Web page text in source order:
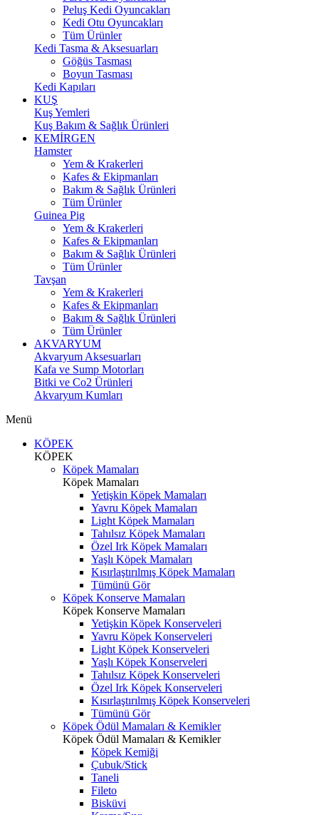
Peluş Kedi Oyuncakları
Kedi Otu Oyuncakları
Tüm Ürünler
Kedi Tasma & Aksesuarları
Göğüs Tasması
Boyun Tasması
Kedi Kapıları
KUŞ
Kuş Yemleri
Kuş Bakım & Sağlık Ürünleri
KEMİRGEN
Hamster
Yem & Krakerleri
Kafes & Ekipmanları
Bakım & Sağlık Ürünleri
Tüm Ürünler
Guinea Pig
Yem & Krakerleri
Kafes & Ekipmanları
Bakım & Sağlık Ürünleri
Tüm Ürünler
Tavşan
Yem & Krakerleri
Kafes & Ekipmanları
Bakım & Sağlık Ürünleri
Tüm Ürünler
AKVARYUM
Akvaryum Aksesuarları
Kafa ve Sump Motorları
Bitki ve Co2 Ürünleri
Akvaryum Kumları
Menü
KÖPEK
KÖPEK
Köpek Mamaları
Köpek Mamaları
Yetişkin Köpek Mamaları
Yavru Köpek Mamaları
Light Köpek Mamaları
Tahılsız Köpek Mamaları
Özel Irk Köpek Mamaları
Yaşlı Köpek Mamaları
Kısırlaştırılmış Köpek Mamaları
Tümünü Gör
Köpek Konserve Mamaları
Köpek Konserve Mamaları
Yetişkin Köpek Konserveleri
Yavru Köpek Konserveleri
Light Köpek Konserveleri
Yaşlı Köpek Konserveleri
Tahılsız Köpek Konserveleri
Özel Irk Köpek Konserveleri
Kısırlaştırılmış Köpek Konserveleri
Tümünü Gör
Köpek Ödül Mamaları & Kemikler
Köpek Ödül Mamaları & Kemikler
Köpek Kemiği
Çubuk/Stick
Taneli
Fileto
Bisküvi